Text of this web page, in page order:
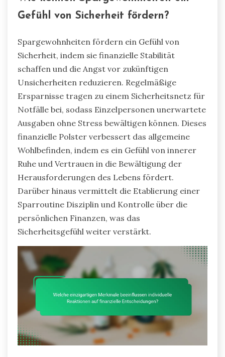
Gefühl von Sicherheit fördern?
Spargewohnheiten fördern ein Gefühl von
Sicherheit, indem sie finanzielle Stabilität
schaffen und die Angst vor zukünftigen
Unsicherheiten reduzieren. Regelmäßige
Ersparnisse tragen zu einem Sicherheitsnetz für
Notfälle bei, sodass Einzelpersonen unerwartete
Ausgaben ohne Stress bewältigen können. Dieses
finanzielle Polster verbessert das allgemeine
Wohlbefinden, indem es ein Gefühl von innerer
Ruhe und Vertrauen in die Bewältigung der
Herausforderungen des Lebens fördert.
Darüber hinaus vermittelt die Etablierung einer
Sparroutine Disziplin und Kontrolle über die
persönlichen Finanzen, was das
Sicherheitsgefühl weiter verstärkt.